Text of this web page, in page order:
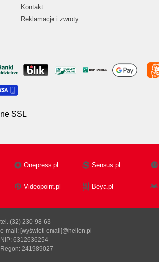
Kontakt
Reklamacje i zwroty
SSL
Onepress.pl Sensus.pl
Videopoint.pl Beya.pl
tel. (32) 230-98-63
e-mail: [wyświetl email]@helion.pl
NIP: 6312636254
Regon: 241989027